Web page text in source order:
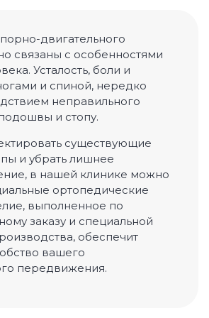
терапия
индивидуальных стелек
психолога
психотерапия
коррекция
консультация
двигательного
связаны с особенностями
Усталость, боли и
и спиной, нередко
неправильного
и стопу.
существующие
и убрать лишнее
в нашей клинике можно
ортопедические
выполненное по
заказу и специальной
обеспечит
вашего
передвижения.